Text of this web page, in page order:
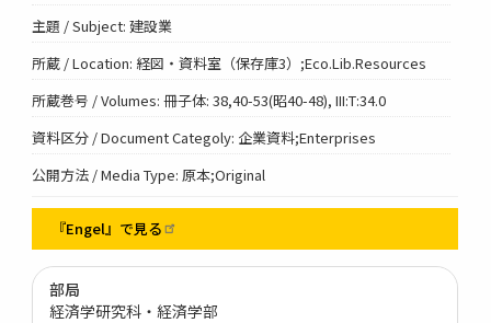
主題 / Subject: 建設業
所蔵 / Location: 経図・資料室（保存庫3）;Eco.Lib.Resources
所蔵巻号 / Volumes: 冊子体: 38,40-53(昭40-48), III:T:34.0
資料区分 / Document Categoly: 企業資料;Enterprises
公開方法 / Media Type: 原本;Original
『Engel』で見る
部局
経済学研究科・経済学部